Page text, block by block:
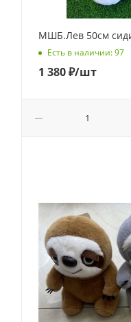
МШБ.Лев 50см
Есть в наличии: 97
1 380₽/шт